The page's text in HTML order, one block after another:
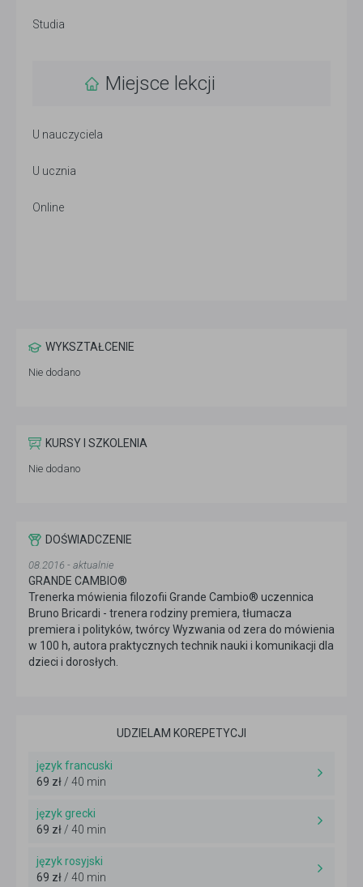
Studia
Miejsce lekcji
U nauczyciela
U ucznia
Online
WYKSZTAŁCENIE
Nie dodano
KURSY I SZKOLENIA
Nie dodano
DOŚWIADCZENIE
08.2016 - aktualnie
GRANDE CAMBIO®
Trenerka mówienia filozofii Grande Cambio® uczennica
Bruno Bricardi - trenera rodziny premiera, tłumacza
premiera i polityków, twórcy Wyzwania od zera do mówienia
w 100 h, autora praktycznych technik nauki i komunikacji dla
dzieci i dorosłych.
UDZIELAM KOREPETYCJI
język francuski
69 zł/ 40 min
język grecki
69 zł/ 40 min
język rosyjski
69 zł/ 40 min